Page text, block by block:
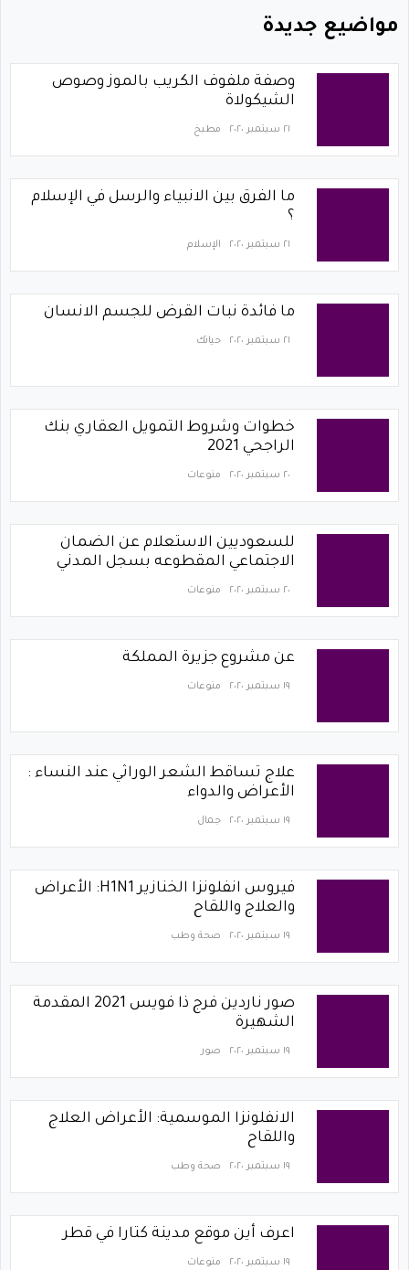
مواضيع جديدة
وصفة ملفوف الكريب بالموز وصوص
الشيكولاة
٢١ سبتمبر ٢٠٢٠ مطبخ
ما الفرق بين الانبياء والرسل في الإسلام
؟
٢١ سبتمبر ٢٠٢٠ الإسلام
ما فائدة نبات القرض للجسم الانسان
٢١ سبتمبر ٢٠٢٠ حياتك
خطوات وشروط التمويل العقاري بنك
الراجحي 2021
٢٠ سبتمبر ٢٠٢٠ منوعات
للسعوديين الاستعلام عن الضمان
الاجتماعي المقطوعه بسجل المدني
٢٠ سبتمبر ٢٠٢٠ منوعات
عن مشروع جزيرة المملكة
١٩ سبتمبر ٢٠٢٠ منوعات
علاج تساقط الشعر الوراثي عند النساء :
الأعراض والدواء
١٩ سبتمبر ٢٠٢٠ جمال
فيروس انفلونزا الخنازير H1N1: الأعراض
والعلاج واللقاح
١٩ سبتمبر ٢٠٢٠ صحة وطب
صور ناردين فرج ذا فويس 2021 المقدمة
الشهيرة
١٩ سبتمبر ٢٠٢٠ صور
الانفلونزا الموسمية: الأعراض العلاج
واللقاح
١٩ سبتمبر ٢٠٢٠ صحة وطب
اعرف أين موقع مدينة كتارا في قطر
١٩ سبتمبر ٢٠٢٠ منوعات